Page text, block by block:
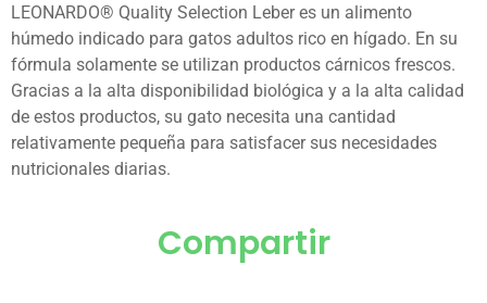
LEONARDO® Quality Selection Leber es un alimento
húmedo indicado para gatos adultos rico en hígado. En su
fórmula solamente se utilizan productos cárnicos frescos.
Gracias a la alta disponibilidad biológica y a la alta calidad
de estos productos, su gato necesita una cantidad
relativamente pequeña para satisfacer sus necesidades
nutricionales diarias.
Compartir